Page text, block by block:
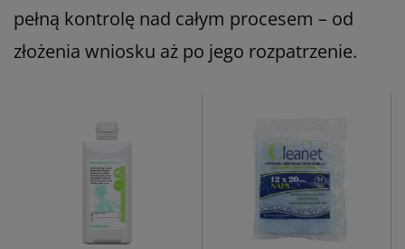
pełną kontrolę nad całym procesem – od
złożenia wniosku aż po jego rozpatrzenie.